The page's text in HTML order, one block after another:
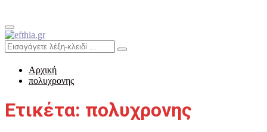
Primary
Menu
Search
for:
Search
Αρχική
πολυχρονης
Ετικέτα: πολυχρονης